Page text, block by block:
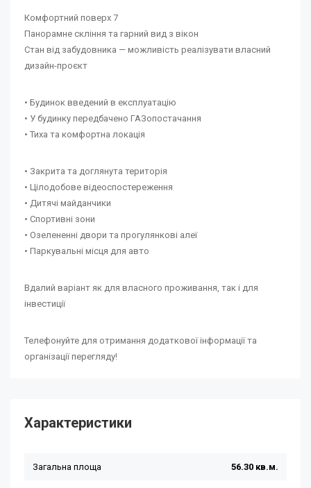
Комфортний поверх 7
Панорамне скління та гарний вид з вікон
Стан від забудовника — можливість реалізувати власний
дизайн-проєкт
• Будинок введений в експлуатацію
• У будинку передбачено ГАЗопостачання
• Тиха та комфортна локація
• Закрита та доглянута територія
• Цілодобове відеоспостереження
• Дитячі майданчики
• Спортивні зони
• Озелененні двори та прогулянкові алеї
• Паркувальні місця для авто
Вдалий варіант як для власного проживання, так і для
інвестиції
Телефонуйте для отримання додаткової інформації та
організації перегляду!
Характеристики